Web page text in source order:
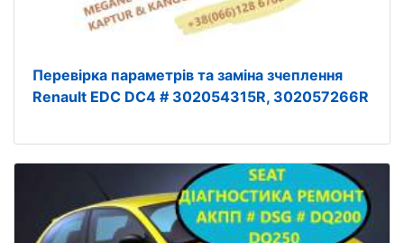
Перевірка параметрів та заміна зчеплення
Renault EDC DC4 # 302054315R, 302057266R